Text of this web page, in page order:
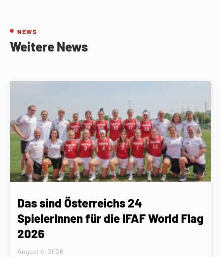
NEWS
Weitere News
Das sind Österreichs 24
SpielerInnen für die IFAF World Flag
2026
August 4, 2026